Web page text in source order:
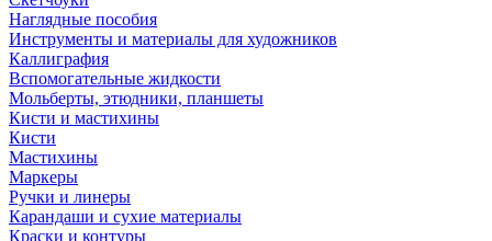
Наглядные пособия
Инструменты и материалы для художников
Каллиграфия
Вспомогательные жидкости
Мольберты, этюдники, планшеты
Кисти и мастихины
Кисти
Мастихины
Маркеры
Ручки и линеры
Карандаши и сухие материалы
Краски и контуры